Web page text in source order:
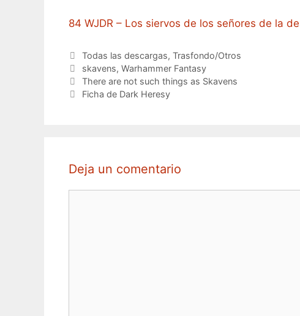
84 WJDR – Los siervos de los señores de la
Categorías
Todas las descargas, Trasfondo/Otros
Etiquetas
skavens, Warhammer Fantasy
There are not such things as Skavens
Ficha de Dark Heresy
Deja un comentario